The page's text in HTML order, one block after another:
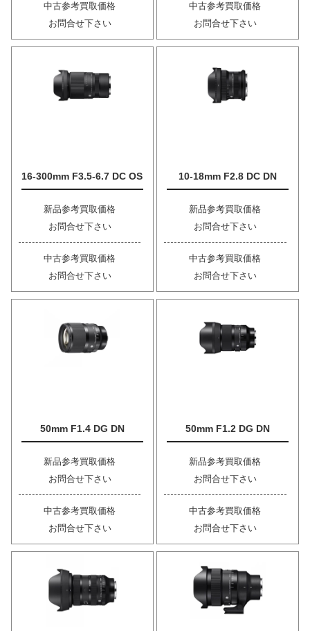
中古参考買取価格
お問合せ下さい
中古参考買取価格
お問合せ下さい
16-300mm F3.5-6.7 DC OS
新品参考買取価格
お問合せ下さい
中古参考買取価格
お問合せ下さい
10-18mm F2.8 DC DN
新品参考買取価格
お問合せ下さい
中古参考買取価格
お問合せ下さい
50mm F1.4 DG DN
新品参考買取価格
お問合せ下さい
中古参考買取価格
お問合せ下さい
50mm F1.2 DG DN
新品参考買取価格
お問合せ下さい
中古参考買取価格
お問合せ下さい